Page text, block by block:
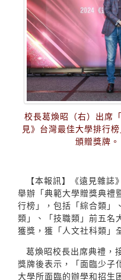
校長葛煥昭（右）出席
見》台灣最佳大學排行
頒贈獎牌。
【本報訊】《遠見雜
舉辦「典範大學贈獎典禮
行榜」，包括「綜合類」
類」、「技職類」前五名
獲獎，獲「人文社科類」
葛煥昭校長出席典禮，
獎牌後表示，「面臨少子
大學所面臨的辦學和招生